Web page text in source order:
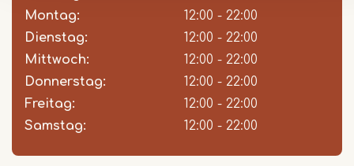
slot
Montag:
12:00 - 22:00
Dienstag:
12:00 - 22:00
Mittwoch:
12:00 - 22:00
Donnerstag:
12:00 - 22:00
Freitag:
12:00 - 22:00
Samstag:
12:00 - 22:00